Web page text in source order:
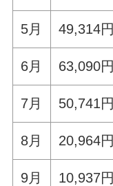
5月 49,314円
6月 63,090円
7月 50,741円
8月 20,964円
9月 10,937円